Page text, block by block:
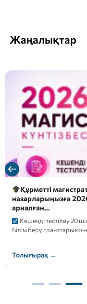
Жаңалықтар
Құрметті
назарларыңызға
арналған…
Кешенді тестілеу 20
Білім беру гранттары
Толығырақ →